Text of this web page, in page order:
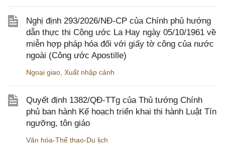
Nghị định 293/2026/NĐ-CP của Chính phủ hướng
dẫn thực thi Công ước La Hay ngày 05/10/1961 về
miễn hợp pháp hóa đối với giấy tờ công của nước
ngoài (Công ước Apostille)
Ngoại giao, Xuất nhập cảnh
Quyết định 1382/QĐ-TTg của Thủ tướng Chính
phủ ban hành Kế hoạch triển khai thi hành Luật Tín
ngưỡng, tôn giáo
Văn hóa-Thể thao-Du lịch